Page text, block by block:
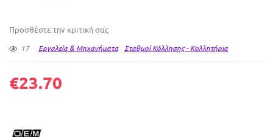
Προσθέστε την κριτική σας
17 Εργαλεία & Μηχανήματα Σταθμοί Κόλλησης - Κολλητήρια
€23.70